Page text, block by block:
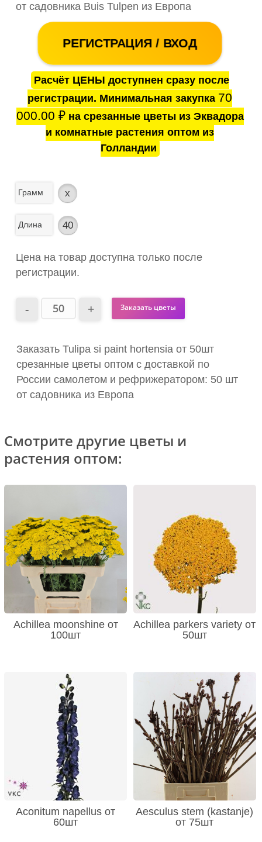
от садовника Buis Tulpen из Европа
РЕГИСТРАЦИЯ / ВХОД
Расчёт ЦЕНЫ доступнен сразу после
регистрации. Минимальная закупка 70
000.00 ₽на срезанные цветы из Эквадора
и комнатные растения оптом из
Голландии
Грамм x
Длина 40
Цена на товар доступна только после
регистрации.
Заказать цветы
Заказать Tulipa si paint hortensia от 50шт
срезанные цветы оптом с доставкой по
России самолетом и рефрижератором: 50 шт
от садовника из Европа
Смотрите другие цветы и
растения оптом:
Achillea moonshine от
100шт
Achillea parkers variety от
50шт
Aconitum napellus от
60шт
Aesculus stem (kastanje)
от 75шт